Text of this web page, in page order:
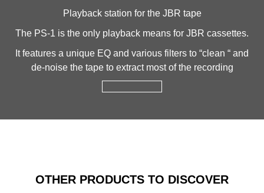
Playback station for the JBR tape
The PS-1 is the only playback means for JBR cassettes.
It features a unique EQ and various filters to “clean “ and
de-noise the tape to extract most of the recording
OTHER PRODUCTS TO DISCOVER